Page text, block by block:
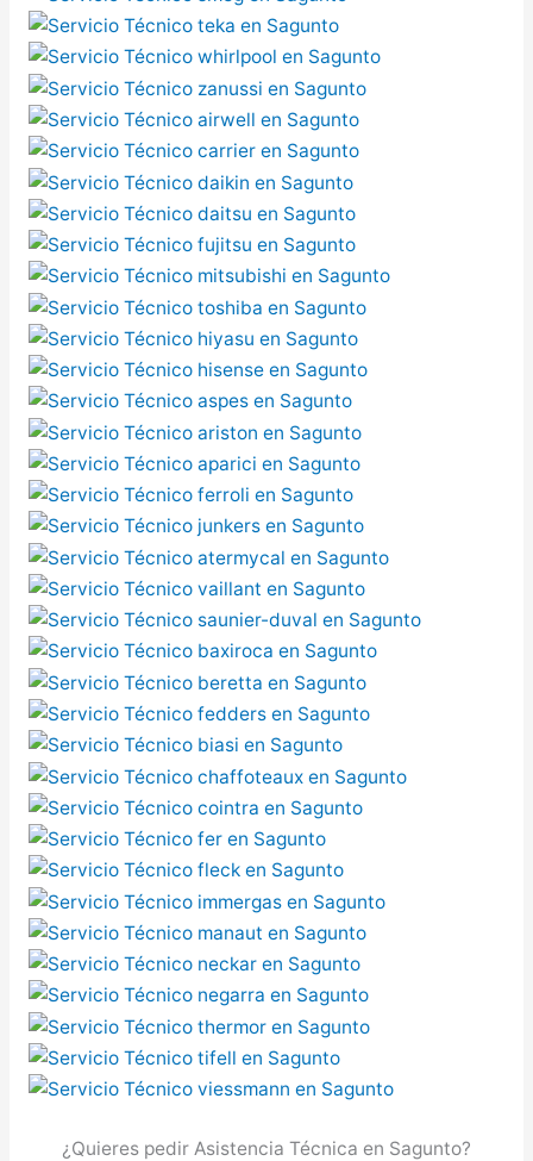
¿Quieres pedir Asistencia Técnica en Sagunto?